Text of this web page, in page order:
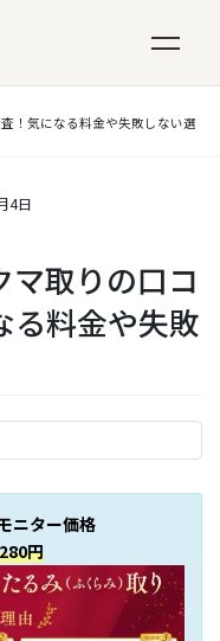
！気になる料金や失敗しない選
4日
マ取りの口コ
る料金や失敗
ニター価格
円